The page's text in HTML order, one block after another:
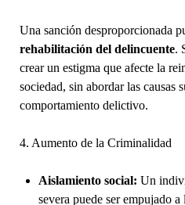
Una sanción desproporcionada
rehabilitación del delincuente.
crear un estigma que afecte la
sociedad, sin abordar las causas
comportamiento delictivo.
4. Aumento de la Criminalidad
Aislamiento social: Un
severa puede ser empujado